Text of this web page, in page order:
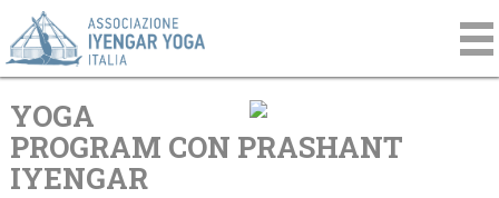
YOGA
PROGRAM CON PRASHANT
IYENGAR